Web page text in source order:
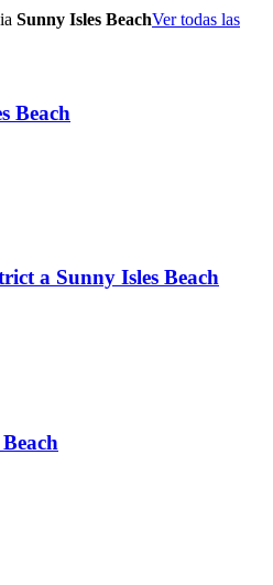
Sunny Isles BeachVer todas las
Beach
a Sunny Isles Beach